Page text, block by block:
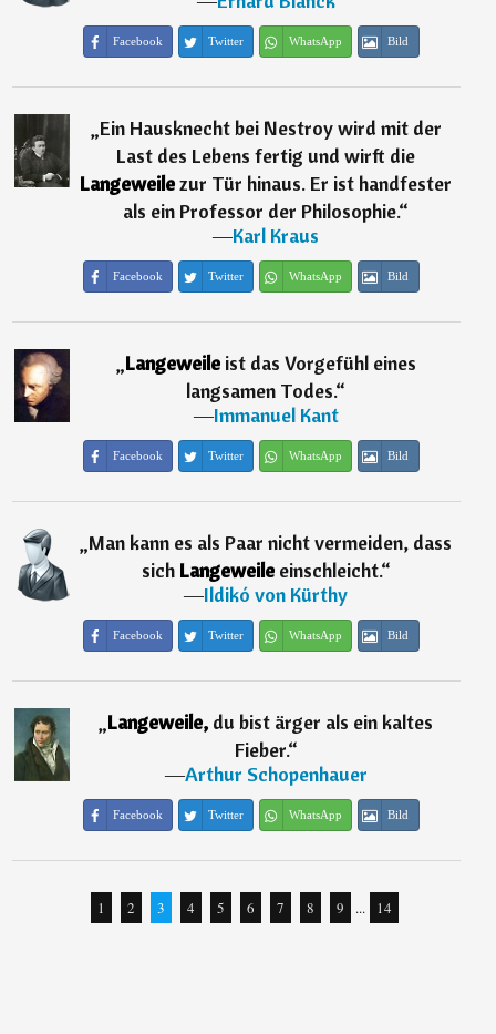
Facebook Twitter WhatsApp Bild
„Ein Hausknecht bei Nestroy wird mit der
Last des Lebens fertig und wirft die
Langeweilezur Tür hinaus. Er ist handfester
als ein Professor der Philosophie.“
―Karl Kraus
Facebook Twitter WhatsApp Bild
„Langeweile ist das Vorgefühl eines
langsamen Todes.“
―Immanuel Kant
Facebook Twitter WhatsApp Bild
„Man kann es als Paar nicht vermeiden, dass
sichLangeweile einschleicht.“
―Ildikó von Kürthy
Facebook Twitter WhatsApp Bild
„Langeweile, du bist ärger als ein kaltes
Fieber.“
―Arthur Schopenhauer
Facebook Twitter WhatsApp Bild
1 2 3 4 5 6 7 8 9 ... 14